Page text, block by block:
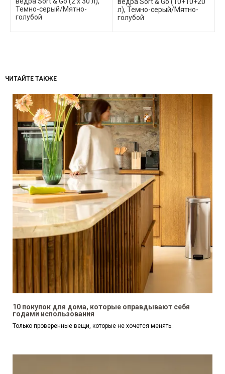
Темно-серый/Мятно-
голубой
л), Темно-серый/Мятно-
голубой
ЧИТАЙТЕ ТАКЖЕ
10 покупок для дома, которые оправдывают себя
годами использования
Только проверенные вещи, которые не хочется менять.